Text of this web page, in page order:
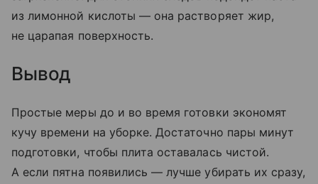
из лимонной кислоты — она растворяет жир,
не царапая поверхность.
Вывод
Простые меры до и во время готовки экономят
кучу времени на уборке. Достаточно пары минут
подготовки, чтобы плита оставалась чистой.
А если пятна появились — лучше убирать их сразу,